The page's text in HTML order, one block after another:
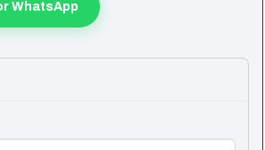
WhatsApp